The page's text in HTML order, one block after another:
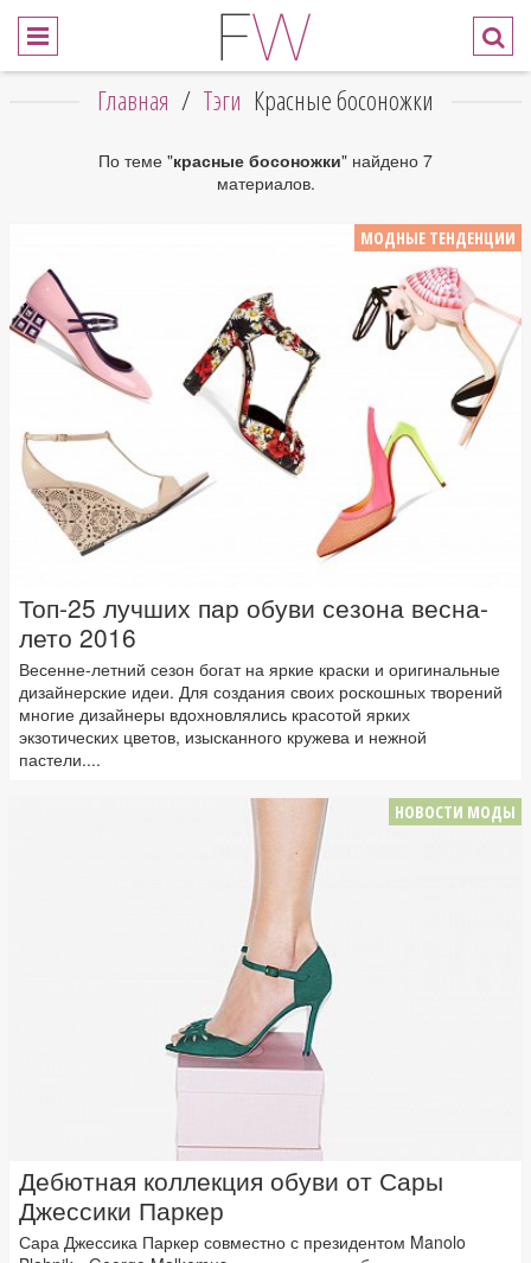
Главная / Тэги Красные босоножки
По теме "красные босоножки" найдено 7
материалов.
МОДНЫЕ ТЕНДЕНЦИИ
Топ-25 лучших пар обуви сезона весна-
лето 2016
Весенне-летний сезон богат на яркие краски и оригинальные
дизайнерские идеи. Для создания своих роскошных творений
многие дизайнеры вдохновлялись красотой ярких
экзотических цветов, изысканного кружева и нежной
пастели....
НОВОСТИ МОДЫ
Дебютная коллекция обуви от Сары
Джессики Паркер
Сара Джессика Паркер совместно с президентом Manolo